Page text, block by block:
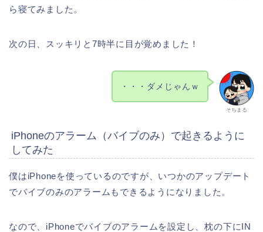
ら寝てみました。
次の日、スッキリと7時半に目が覚めました！
そちまる
・・・ダメじゃんｗ
iPhoneのアラーム（バイブのみ）で起きるように
してみた
僕はiPhoneを使っているのですが、いつかのアップデート
でバイブのみのアラームもできるようになりました。
なので、iPhoneでバイブのアラームを設定し、枕の下にIN